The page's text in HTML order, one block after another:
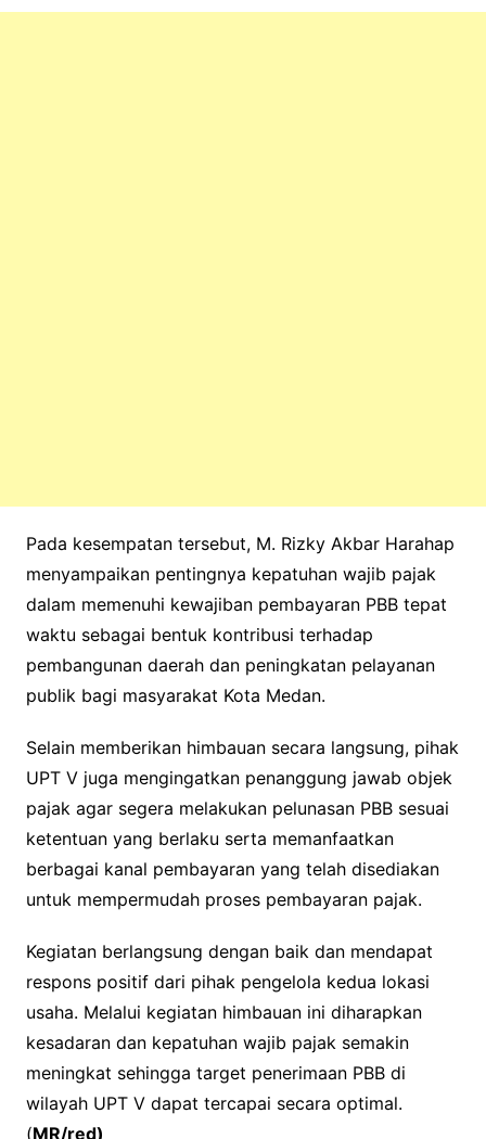
Pada kesempatan tersebut, M. Rizky Akbar Harahap
menyampaikan pentingnya kepatuhan wajib pajak
dalam memenuhi kewajiban pembayaran PBB tepat
waktu sebagai bentuk kontribusi terhadap
pembangunan daerah dan peningkatan pelayanan
publik bagi masyarakat Kota Medan.
Selain memberikan himbauan secara langsung, pihak
UPT V juga mengingatkan penanggung jawab objek
pajak agar segera melakukan pelunasan PBB sesuai
ketentuan yang berlaku serta memanfaatkan
berbagai kanal pembayaran yang telah disediakan
untuk mempermudah proses pembayaran pajak.
Kegiatan berlangsung dengan baik dan mendapat
respons positif dari pihak pengelola kedua lokasi
usaha. Melalui kegiatan himbauan ini diharapkan
kesadaran dan kepatuhan wajib pajak semakin
meningkat sehingga target penerimaan PBB di
wilayah UPT V dapat tercapai secara optimal.
(MR/red)